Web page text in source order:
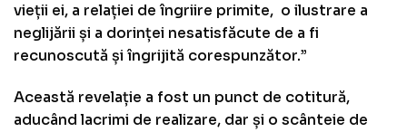
vieții ei, a relației de îngriire primite, o ilustrare a
neglijării și a dorinței nesatisfăcute de a fi
recunoscută și îngrijită corespunzător.”
Această revelație a fost un punct de cotitură,
aducând lacrimi de realizare, dar și o scânteie de